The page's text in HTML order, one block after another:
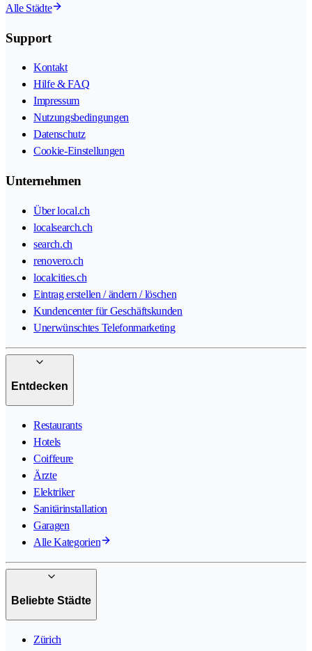
Alle Städte
Support
Kontakt
Hilfe & FAQ
Impressum
Nutzungsbedingungen
Datenschutz
Cookie-Einstellungen
Unternehmen
Über local.ch
localsearch.ch
search.ch
renovero.ch
localcities.ch
Eintrag erstellen / ändern / löschen
Kundencenter für Geschäftskunden
Unerwünschtes Telefonmarketing
Entdecken
Restaurants
Hotels
Coiffeure
Ärzte
Elektriker
Sanitärinstallation
Garagen
Alle Kategorien
Beliebte Städte
Zürich